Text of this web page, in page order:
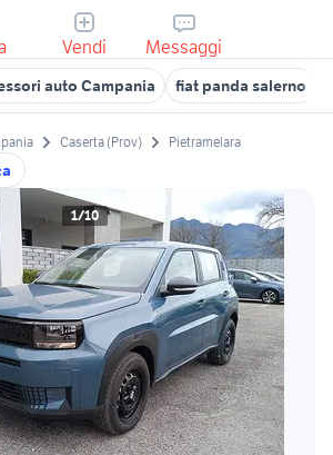
Vendi Messaggi
auto Campania fiat panda salerno
Caserta (Prov) Pietramelara
1/10